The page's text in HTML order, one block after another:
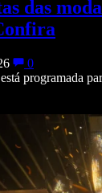
das
0
programada